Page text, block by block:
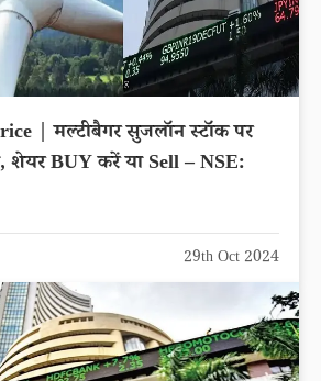
| मल्टीबैगर सुजलॉन स्टॉक पर
शेयर BUY करें या Sell – NSE:
29th Oct 2024